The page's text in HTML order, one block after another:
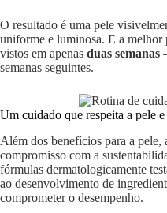
O resultado é uma pele
uniforme e luminosa. E a melhor
vistos em apenas duas semanas
semanas seguintes.
Um cuidado que respeita a pele e
Além dos benefícios para a pele,
compromisso com a
fórmulas dermatologicamente
ao desenvolvimento de
comprometer o desempenho.